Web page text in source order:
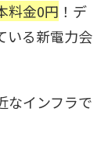
料金0円 ！デ
いる新電力会
なインフラで